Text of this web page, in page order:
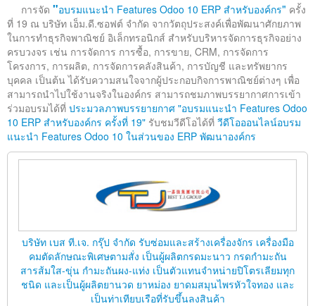
การจัด "อบรมแนะนำ Features Odoo 10 ERP สำหรับองค์กร" ครั้ง
ที่ 19 ณ บริษัท เอ็ม.ดี.ซอฟต์ จำกัด จากวัตถุประสงค์เพื่อพัฒนาศักยภาพ
ในการทำธุรกิจพาณิชย์ อิเล็กทรอนิกส์ สำหรับบริหารจัดการธุรกิจอย่าง
ครบวงจร เช่น การจัดการ การซื้อ, การขาย, CRM, การจัดการ
โครงการ, การผลิต, การจัดการคลังสินค้า, การบัญชี และทรัพยากร
บุคคล เป็นต้น ได้รับความสนใจจากผู้ประกอบกิจการพาณิชย์ต่างๆ เพื่อ
สามารถนำไปใช้งานจริงในองค์กร สามารถชมภาพบรรยากาศการเข้า
ร่วมอบรมได้ที่ ประมวลภาพบรรยายกาศ "อบรมแนะนำ Features Odoo
10 ERP สำหรับองค์กร ครั้งที่ 19" รับชมวีดีโอได้ที่ วีดีโอออนไลน์อบรม
แนะนำ Features Odoo 10 ในส่วนของ ERP พัฒนาองค์กร
บริษัท เบส ที.เจ. กรุ๊ป จำกัด รับซ่อมและสร้างเครื่องจักร เครื่องมือ
คมตัดลักษณะพิเศษตามสั่ง เป็นผู้ผลิตกรดมะนาว กรดกำมะถัน
สารส้มใส-ขุ่น กำมะถันผง-แท่ง เป็นตัวแทนจำหน่ายปิโตรเลียมทุก
ชนิด และเป็นผู้ผลิตยานวด ยาหม่อง ยาดมสมุนไพรหัวใจทอง และ
เป็นท่าเทียบเรือที่รับขึ้นลงสินค้า